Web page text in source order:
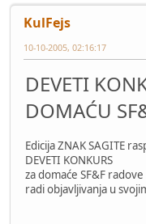
KulFejs
10-10-2005, 02:16:17
DEVETI
DOMAĆU
Edicija ZNAK SAGITE
DEVETI KONKURS
za domaće SF&F radove
radi objavljivanja u